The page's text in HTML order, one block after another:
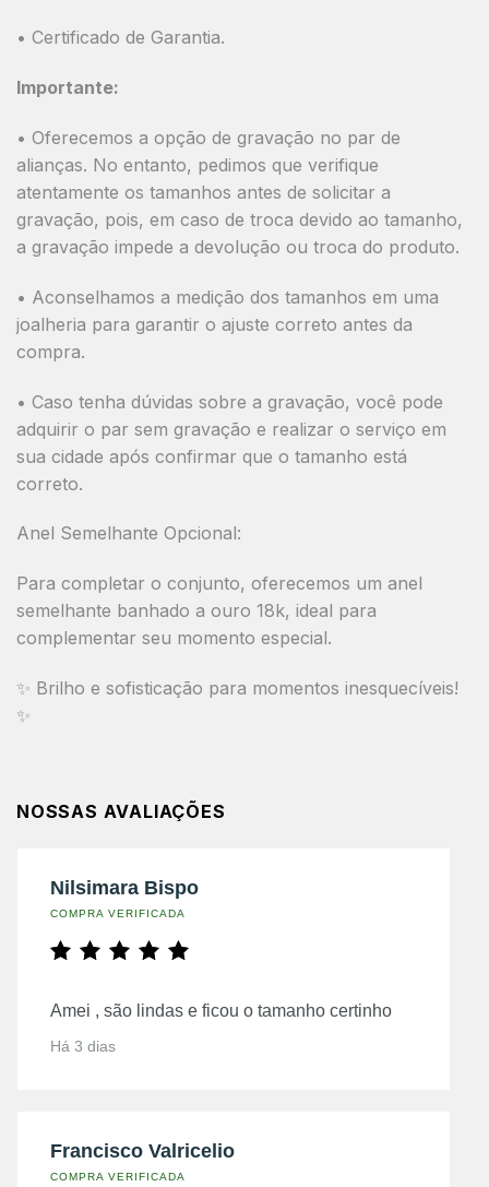
• Certificado de Garantia.
Importante:
• Oferecemos a opção de gravação no par de
alianças. No entanto, pedimos que verifique
atentamente os tamanhos antes de solicitar a
gravação, pois, em caso de troca devido ao tamanho,
a gravação impede a devolução ou troca do produto.
• Aconselhamos a medição dos tamanhos em uma
joalheria para garantir o ajuste correto antes da
compra.
• Caso tenha dúvidas sobre a gravação, você pode
adquirir o par sem gravação e realizar o serviço em
sua cidade após confirmar que o tamanho está
correto.
Anel Semelhante Opcional:
Para completar o conjunto, oferecemos um anel
semelhante banhado a ouro 18k, ideal para
complementar seu momento especial.
✨ Brilho e sofisticação para momentos inesquecíveis!
✨
NOSSAS AVALIAÇÕES
Nilsimara Bispo
COMPRA VERIFICADA
Amei , são lindas e ficou o tamanho certinho
Há 3 dias
Francisco Valricelio
COMPRA VERIFICADA